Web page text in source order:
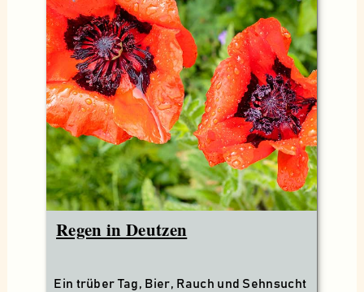
Suchen
Regen in Deutzen
Ein trüber Tag, Bier, Rauch und Sehnsucht